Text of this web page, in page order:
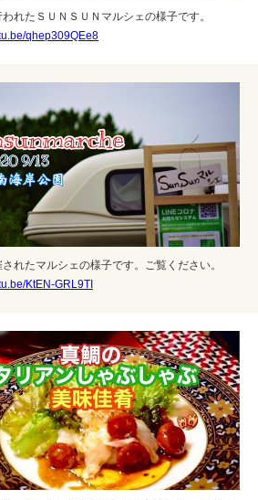
われたＳＵＮＳＵＮマルシェの様子です。
qhep309QEe8
されたマルシェの様子です。ご覧ください。
KtEN-GRL9TI